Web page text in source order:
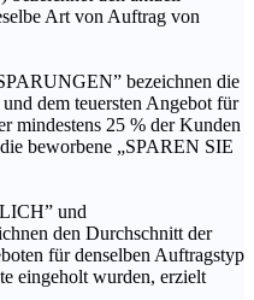
Art von Auftrag von
bezeichnen die
dem teuersten Angebot für
mindestens 25 % der Kunden
beworbene „SPAREN SIE
und
den Durchschnitt der
für denselben Auftragstyp
eingeholt wurden, erzielt